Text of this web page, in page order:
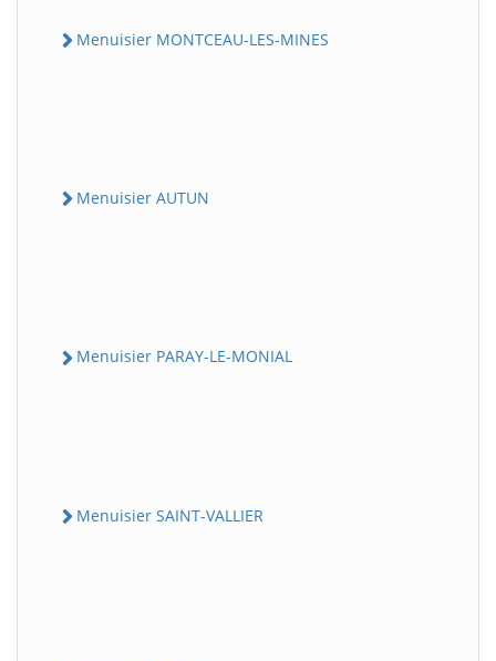
Menuisier MONTCEAU-LES-MINES
Menuisier AUTUN
Menuisier PARAY-LE-MONIAL
Menuisier SAINT-VALLIER